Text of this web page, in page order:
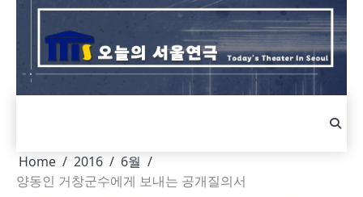
Skip
content
Home 2016
6월
양동인 거창군수에게 보내는 공개질의서